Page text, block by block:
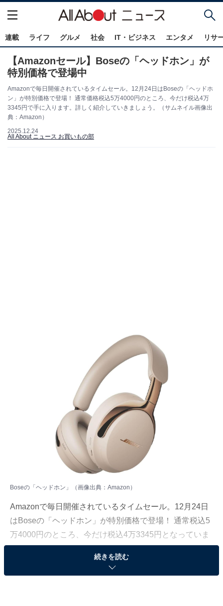
連載 ライフ グルメ 社会 IT・ビジネス エンタメ リサ
【Amazonセール】Boseの「ヘッドホン」が
特別価格で登場中
Amazonで毎日開催されているタイムセール。12月24日はBoseの「ヘッドホ
ン」が特別価格で登場！ 通常価格税込5万4000円のところ、今だけ税込4万
3345円で手に入ります。詳しく紹介していきましょう。（サムネイル画像出
典：Amazon）
2025.12.24
All About ニュース お買いもの部
Boseの「ヘッドホン」（画像出典：Amazon）
Amazonで毎日開催されているタイムセール。12月24日
はBoseの「ヘッドホン」が特別価格で登場！ 通常税込5
万4000円のところ、今だけ税込4万3345円となっていま
そのほかにも注目の商品がラインナップされているの
続きを読む